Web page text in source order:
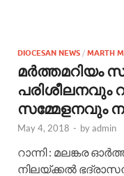
DIOCESAN NEWS / MARTH
മര്‍ത്തമറിയം
പരിശീലനവും
സമ്മേളനവും
May 4, 2018 - byadmin
റാന്നി : മലങ്കര
നിലയ്ക്കല്‍